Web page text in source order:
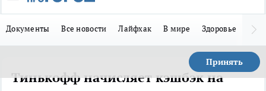
Документы Все новости Лайфхак В мире Здоровье
Принять
Тинькофф начисляет кэшбэк на